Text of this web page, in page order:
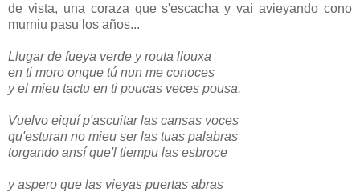
de vista, una coraza que s'escacha y vai avieyando cono
murniu pasu los años...
Llugar de fueya verde y routa llouxa
en ti moro onque tú nun me conoces
y el mieu tactu en ti poucas veces pousa.
Vuelvo eiquí p'ascuitar las cansas voces
qu'esturan no mieu ser las tuas palabras
torgando ansí que'l tiempu las esbroce
y aspero que las vieyas puertas abras